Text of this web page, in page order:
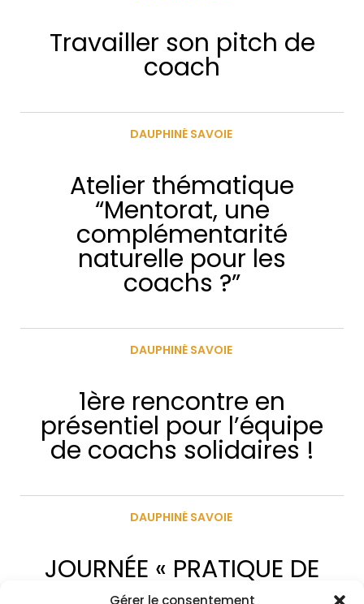
Gérer le consentement
Travailler son pitch de
coach
DAUPHINÉ SAVOIE
Atelier thématique
“Mentorat, une
complémentarité
naturelle pour les
coachs ?”
DAUPHINÉ SAVOIE
1ère rencontre en
présentiel pour l’équipe
de coachs solidaires !
DAUPHINÉ SAVOIE
JOURNÉE « PRATIQUE DE
L’ACCOMPAGNEMENT